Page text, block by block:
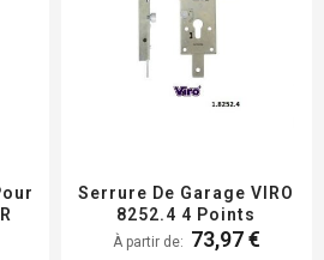
Serrure De Garage VIRO
8252.4 4 Points
À partir de 73,97 €